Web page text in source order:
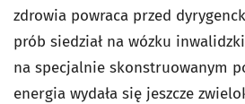
zdrowia powraca przed
prób siedział na wózku
na specjalnie skonstruowanym
energia wydała się jeszcze